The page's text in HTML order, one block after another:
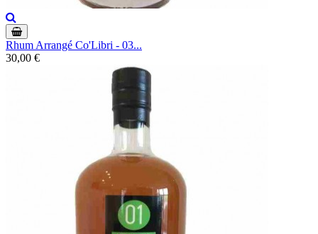
Rhum Arrangé Co'Libri - 03...
30,00 €